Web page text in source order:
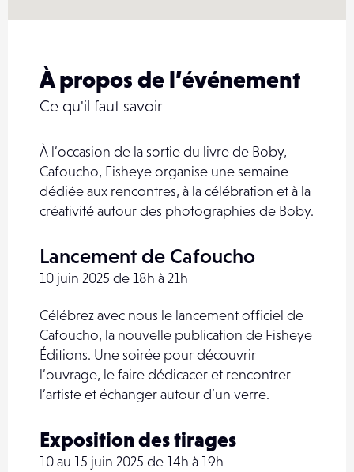
À propos de l’événement
Ce qu'il faut savoir
À l’occasion de la sortie du livre de Boby,
Cafoucho, Fisheye organise une semaine
dédiée aux rencontres, à la célébration et à la
créativité autour des photographies de Boby.
Lancement de Cafoucho
10 juin 2025 de 18h à 21h
Célébrez avec nous le lancement officiel de
Cafoucho, la nouvelle publication de Fisheye
Éditions. Une soirée pour découvrir
l’ouvrage, le faire dédicacer et rencontrer
l’artiste et échanger autour d’un verre.
Exposition des tirages
10 au 15 juin 2025 de 14h à 19h